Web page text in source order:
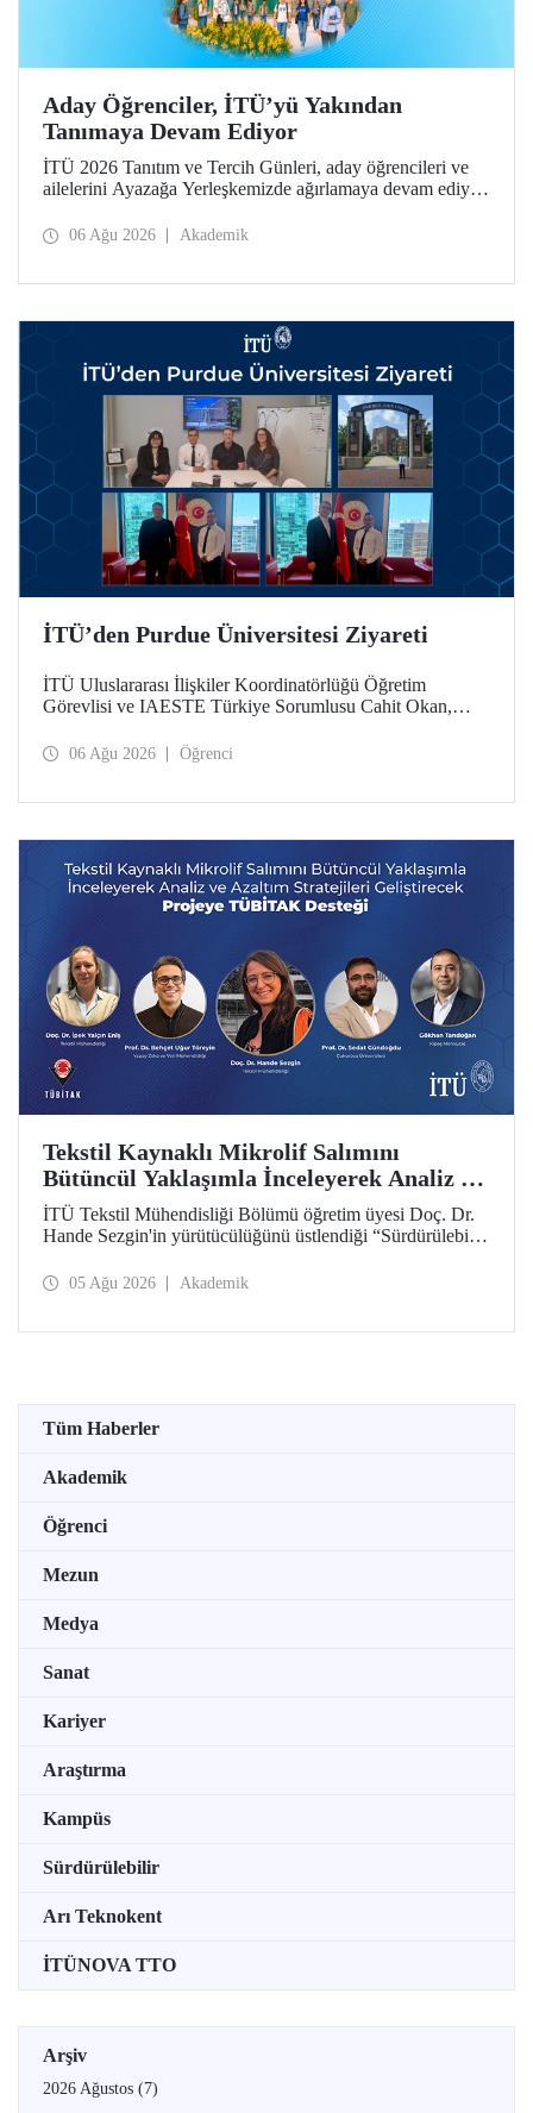
Aday Öğrenciler, İTÜ’yü Yakından
Tanımaya Devam Ediyor
İTÜ 2026 Tanıtım ve Tercih Günleri, aday öğrencileri ve
ailelerini Ayazağa Yerleşkemizde ağırlamaya devam ediyor.
ilgili fakülte ve birimler adaylara bilgi vermeye devam
06 Ağu 2026 Akademik
İTÜ’den Purdue Üniversitesi Ziyareti
İTÜ Uluslararası İlişkiler Koordinatörlüğü Öğretim
Görevlisi ve IAESTE Türkiye Sorumlusu Cahit Okan,
Temmuz tarihlerinde ABD’de dünyanın önde gelen
06 Ağu 2026 Öğrenci
Tekstil Kaynaklı Mikrolif Salımını
Bütüncül Yaklaşımla İnceleyerek Analiz ve
Azaltım Stratejileri Geliştirecek Projeye
TÜBİTAK Desteği
İTÜ Tekstil Mühendisliği Bölümü öğretim üyesi Doç. Dr.
Hande Sezgin'in yürütücülüğünü üstlendiği “Sürdürülebilir
Koşullarına Bağlı Mikrolif Salımı: Aşınma, UV Maruziyeti
05 Ağu 2026 Akademik
Tüm Haberler
Akademik
Öğrenci
Mezun
Medya
Sanat
Kariyer
Araştırma
Kampüs
Sürdürülebilir
Arı Teknokent
İTÜNOVA TTO
Arşiv
2026 Ağustos (7)